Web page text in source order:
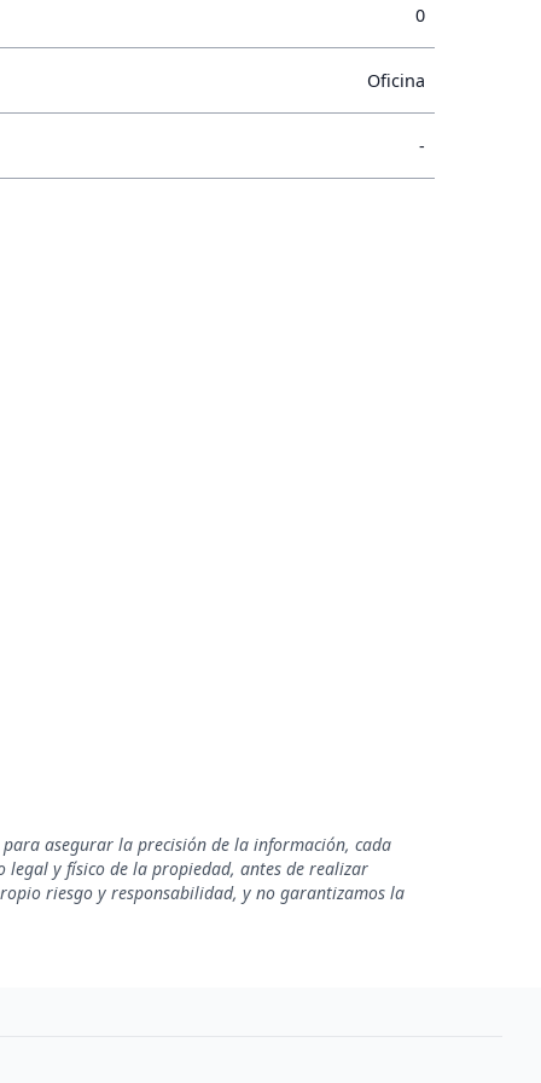
0
Oficina
-
asegurar la precisión de la información, cada
y físico de la propiedad, antes de realizar
riesgo y responsabilidad, y no garantizamos la